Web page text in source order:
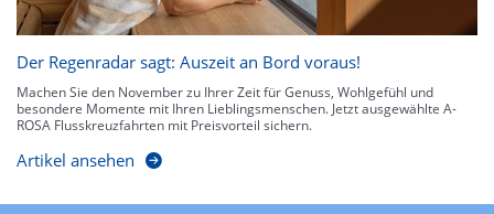
Der Regenradar sagt: Auszeit an Bord voraus!
Machen Sie den November zu Ihrer Zeit für Genuss, Wohlgefühl und
besondere Momente mit Ihren Lieblingsmenschen. Jetzt ausgewählte A-
ROSA Flusskreuzfahrten mit Preisvorteil sichern.
Artikel ansehen